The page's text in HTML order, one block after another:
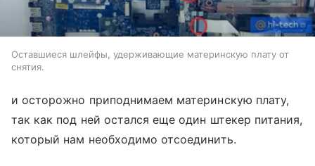
Оставшиеся шлейфы, удерживающие материнскую плату от
снятия.
и осторожно приподнимаем материнскую плату,
так как под ней остался еще один штекер питания,
который нам необходимо отсоединить.